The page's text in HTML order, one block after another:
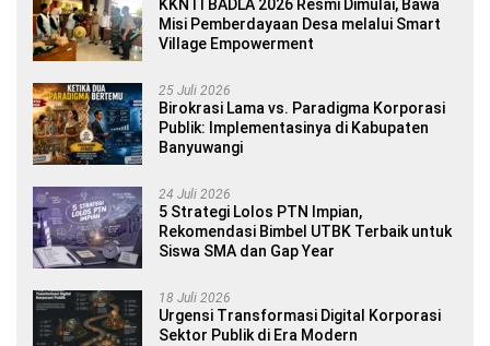
KKN ITBADLA 2026 Resmi Dimulai, Bawa
Misi Pemberdayaan Desa melalui Smart
Village Empowerment
25 Juli 2026
Birokrasi Lama vs. Paradigma Korporasi
Publik: Implementasinya di Kabupaten
Banyuwangi
24 Juli 2026
5 Strategi Lolos PTN Impian,
Rekomendasi Bimbel UTBK Terbaik untuk
Siswa SMA dan Gap Year
18 Juli 2026
Urgensi Transformasi Digital Korporasi
Sektor Publik di Era Modern